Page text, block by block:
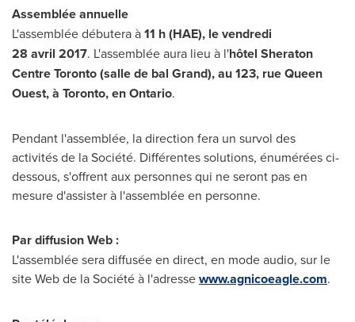
Assemblée annuelle
L'assemblée débutera à11 h (HAE), le vendredi
28 avril 2017. L'assemblée aura lieu à l'hôtel Sheraton
Centre Toronto (salle de bal Grand), au 123, rue Queen
Ouest, à Toronto, enOntario.
Pendant l'assemblée, la direction fera un survol des
activités de la Société. Différentes solutions, énumérées ci-
dessous, s'offrent aux personnes qui ne seront pas en
mesure d'assister à l'assemblée en personne.
Par diffusion Web :
L'assemblée sera diffusée en direct, en mode audio, sur le
site Web de la Société à l'adressewww.agnicoeagle.com.